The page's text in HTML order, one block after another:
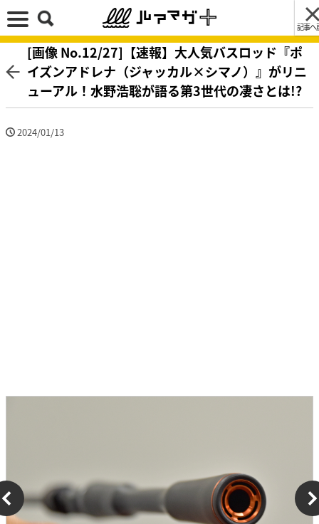
記事へ
[画像 No.12/27]【速報】大人気バスロッド『ポ
イズンアドレナ（ジャッカル×シマノ）』がリニ
ューアル！水野浩聡が語る第3世代の凄さとは!?
2024/01/13